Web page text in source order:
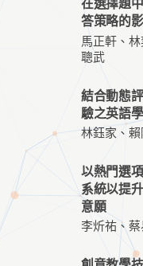
在選擇題
答策略的
馬正軒、
聰武
結合動態
驗之英語
林鈺家、
以熱門選
系統以提
意願
李炘祐、蔡